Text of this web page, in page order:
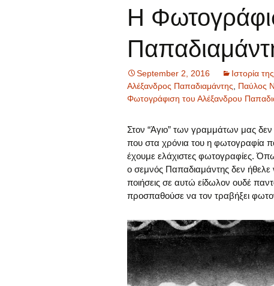
Η
September 2, 2016 Ιστορία
Αλέξανδρος Παπαδιαμάντης
Παύλος
Φωτογράφιση του Αλέξανδρου
Στον “Άγιο” των γραμμάτων μας
που στα χρόνια του η φωτογραφία
έχουμε ελάχιστες φωτογραφίες.
ο σεμνός Παπαδιαμάντης δεν
ποιήσεις σε αυτώ είδωλον ουδέ
προσπαθούσε να τον τραβήξει